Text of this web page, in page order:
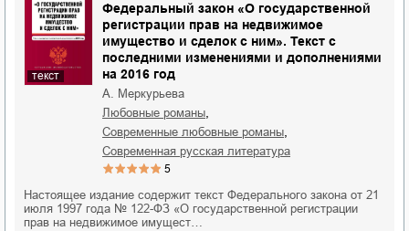
текст
Федеральный закон «О государственной
регистрации прав на недвижимое
имущество и сделок с ним». Текст с
последними изменениями и дополнениями
на 2016 год
А. Меркурьева
любовные романы
современные любовные романы
современная русская литература
5
Настоящее издание содержит текст Федерального закона от 21
июля 1997 года № 122-ФЗ «О государственной регистрации
прав на недвижимое имущест…